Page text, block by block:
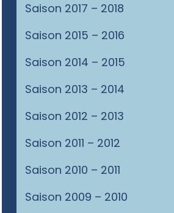
Saison 2017 – 2018
Saison 2015 – 2016
Saison 2014 – 2015
Saison 2013 – 2014
Saison 2012 – 2013
Saison 2011 – 2012
Saison 2010 – 2011
Saison 2009 – 2010